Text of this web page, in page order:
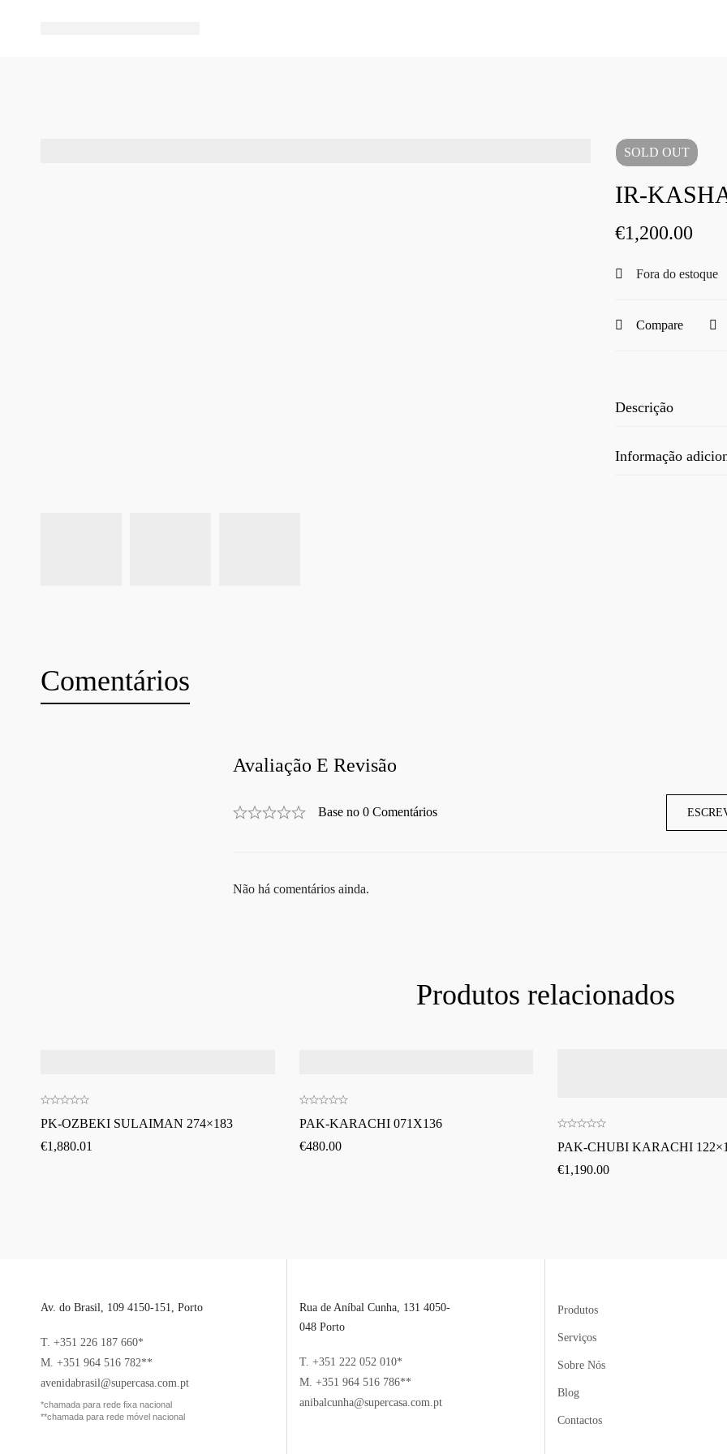
SOLD OUT
IR-
€1,200.00
Fora do estoque
Compare
Descrição
Informação
Comentários
Avaliação E Revisão
Base no 0 Comentários
Não há comentários ainda.
Produtos relacionados
PK-OZBEKI SULAIMAN 274×183
€1,880.01
PAK-KARACHI 071X136
€480.00
PAK-CHUBI KARACHI
€1,190.00
Av. do Brasil, 109 4150-151, Porto
T. +351 226 187 660*
M. +351 964 516 782**
avenidabrasil@supercasa.com.pt
*chamada para rede fixa nacional
**chamada para rede móvel nacional
Rua de Aníbal Cunha, 131 4050-
048 Porto
T. +351 222 052 010*
M. +351 964 516 786**
anibalcunha@supercasa.com.pt
Produtos
Serviços
Sobre Nós
Blog
Contactos